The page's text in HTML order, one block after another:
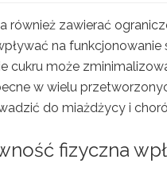
również zawierać
na funkcjonowanie
cukru może
w wielu
do miażdżycy i
fizyczna